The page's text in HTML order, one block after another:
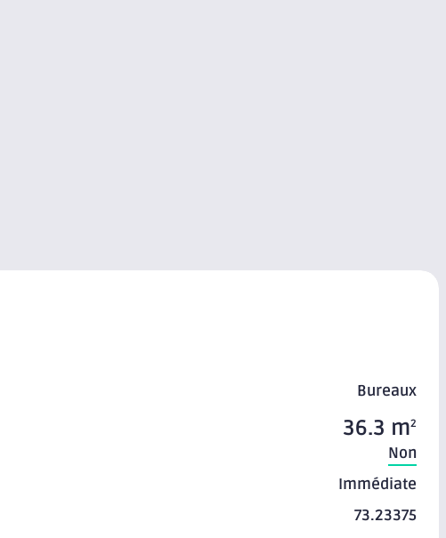
Bureaux
36.3 m2
Non
Immédiate
73.23375